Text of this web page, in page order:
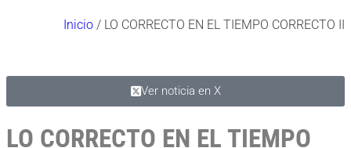
Inicio / LO CORRECTO EN EL TIEMPO CORRECTO II
Ver noticia en X
LO CORRECTO EN EL TIEMPO